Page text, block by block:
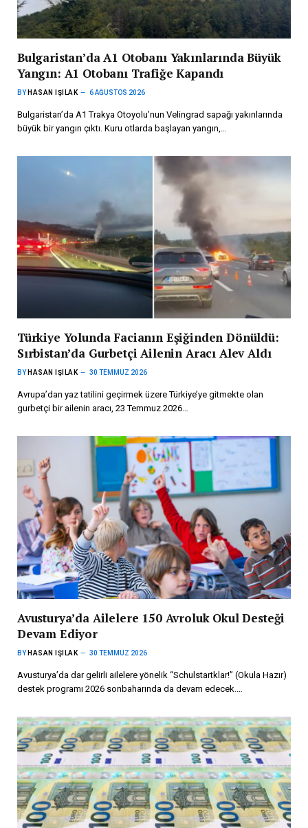
Bulgaristan’da A1 Otobanı Yakınlarında Büyük
Yangın: A1 Otobanı Trafiğe Kapandı
BY HASAN IŞILAK 6 AĞUSTOS 2026
Bulgaristan’da A1 Trakya Otoyolu’nun Velingrad sapağı yakınlarında
büyük bir yangın çıktı. Kuru otlarda başlayan yangın,…
Türkiye Yolunda Facianın Eşiğinden Dönüldü:
Sırbistan’da Gurbetçi Ailenin Aracı Alev Aldı
BY HASAN IŞILAK 30 TEMMUZ 2026
Avrupa’dan yaz tatilini geçirmek üzere Türkiye’ye gitmekte olan
gurbetçi bir ailenin aracı, 23 Temmuz 2026…
Avusturya’da Ailelere 150 Avroluk Okul Desteği
Devam Ediyor
BY HASAN IŞILAK 30 TEMMUZ 2026
Avusturya’da dar gelirli ailelere yönelik “Schulstartklar!” (Okula Hazır)
destek programı 2026 sonbaharında da devam edecek.…